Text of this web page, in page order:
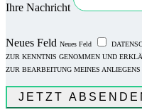
Ihre Nachricht
Neues Feld Neues Feld
ZUR KENNTNIS GENOMMEN UND
ZUR BEARBEITUNG MEINES
JETZT